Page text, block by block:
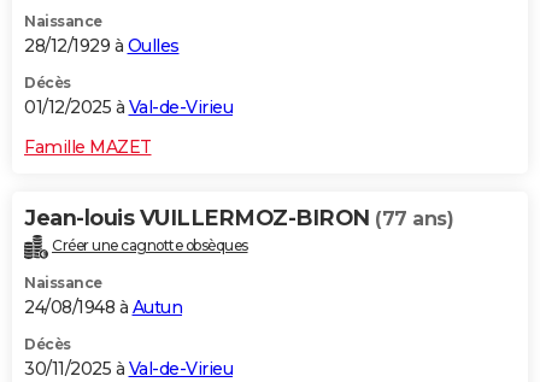
Naissance
28/12/1929 à Oulles
Décès
01/12/2025 à Val-de-Virieu
Famille MAZET
Jean-louis VUILLERMOZ-BIRON (77 ans)
Créer une cagnotte obsèques
Naissance
24/08/1948 à Autun
Décès
30/11/2025 à Val-de-Virieu